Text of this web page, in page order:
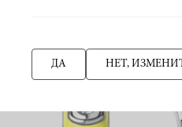
ДА НЕТ,